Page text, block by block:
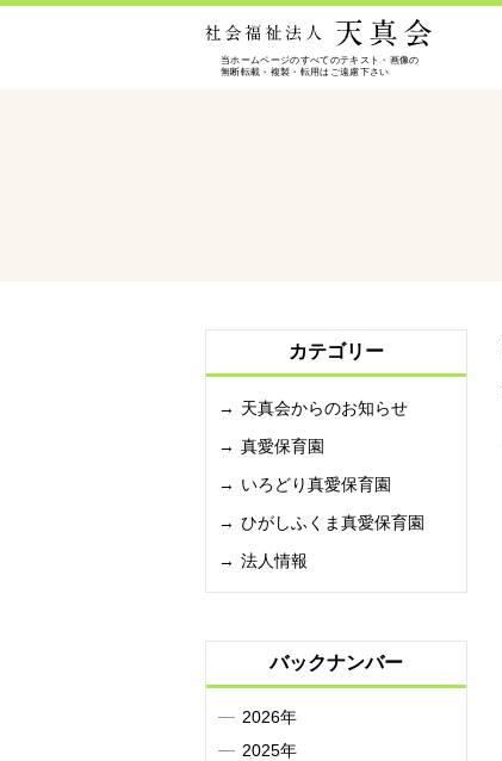
カテゴリー
天真会からのお知らせ
真愛保育園
いろどり真愛保育園
ひがしふくま真愛保育園
法人情報
バックナンバー
2026年
2025年